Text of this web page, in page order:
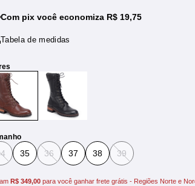
Com pix você economiza R$ 19,75
Tabela de medidas
35 36 37 38 39
R$ 349,00 para você ganhar frete grátis - Regiões Norte e